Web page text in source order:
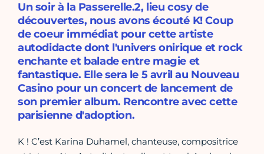
Un soir à la Passerelle.2, lieu cosy de
découvertes, nous avons écouté K! Coup
de coeur immédiat pour cette artiste
autodidacte dont l'univers onirique et rock
enchante et balade entre magie et
fantastique. Elle sera le 5 avril au Nouveau
Casino pour un concert de lancement de
son premier album. Rencontre avec cette
parisienne d'adoption.
K ! C’est Karina Duhamel, chanteuse, compositrice